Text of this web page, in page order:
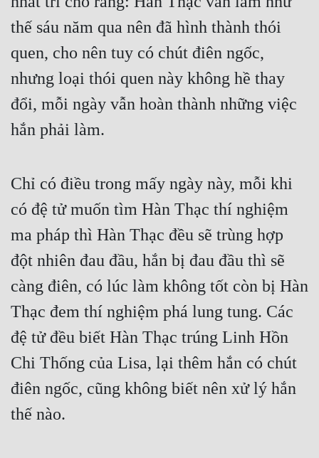
thế sáu năm qua nên đã hình thành thói
quen, cho nên tuy có chút điên ngốc,
nhưng loại thói quen này không hề thay
đổi, mỗi ngày vẫn hoàn thành những việc
hắn phải làm.
Chỉ có điều trong mấy ngày này, mỗi khi
có đệ tử muốn tìm Hàn Thạc thí nghiệm
ma pháp thì Hàn Thạc đều sẽ trùng hợp
đột nhiên đau đầu, hắn bị đau đầu thì sẽ
càng điên, có lúc làm không tốt còn bị Hàn
Thạc đem thí nghiệm phá lung tung. Các
đệ tử đều biết Hàn Thạc trúng Linh Hồn
Chi Thống của Lisa, lại thêm hắn có chút
điên ngốc, cũng không biết nên xử lý hắn
thế nào.